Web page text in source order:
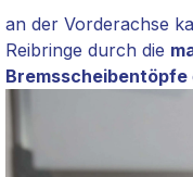
an der Vorderachse
Reibringe durch die
Bremsscheibentöpfe